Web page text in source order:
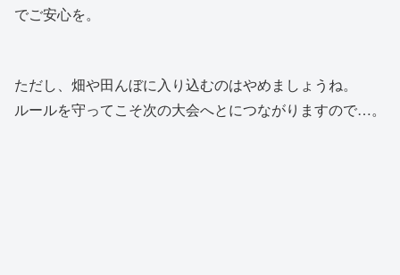
でご安心を。
ただし、畑や田んぼに入り込むのはやめましょうね。
ルールを守ってこそ次の大会へとにつながりますので…。